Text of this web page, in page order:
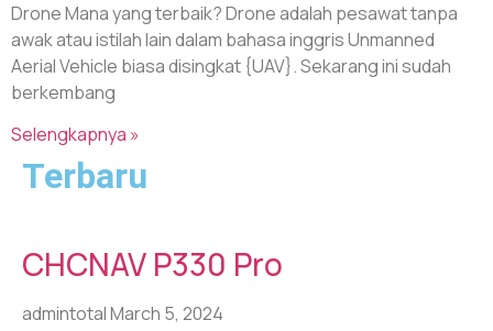
Drone Mana yang terbaik? Drone adalah pesawat tanpa
awak atau istilah lain dalam bahasa inggris Unmanned
Aerial Vehicle biasa disingkat {UAV}. Sekarang ini sudah
berkembang
Selengkapnya »
Terbaru
CHCNAV P330 Pro
admintotalMarch 5, 2024